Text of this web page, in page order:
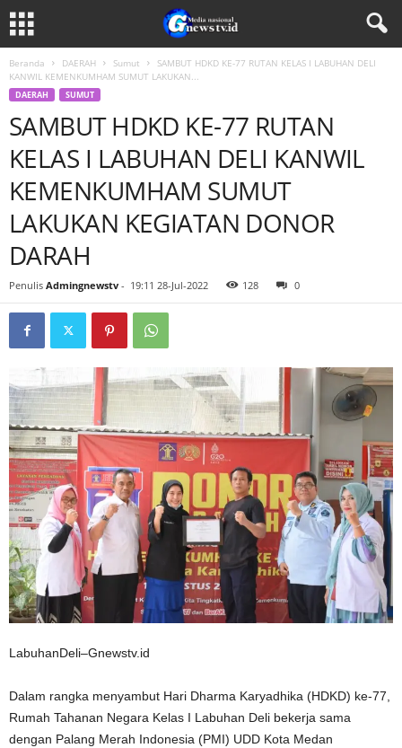
Beranda DAERAH Sumut
SAMBUT HDKD KE-77 RUTAN KELAS I LABUHAN DELI
KANWIL KEMENKUMHAM SUMUT LAKUKAN...
DAERAH SUMUT
SAMBUT HDKD KE-77 RUTAN
KELAS I LABUHAN DELI KANWIL
KEMENKUMHAM SUMUT
LAKUKAN KEGIATAN DONOR
DARAH
Penulis Admingnewstv - 19:11 28-Jul-2022 128 0
LabuhanDeli–Gnewstv.id
Dalam rangka menyambut Hari Dharma Karyadhika (HDKD) ke-77,
Rumah Tahanan Negara Kelas I Labuhan Deli bekerja sama
dengan Palang Merah Indonesia (PMI) UDD Kota Medan